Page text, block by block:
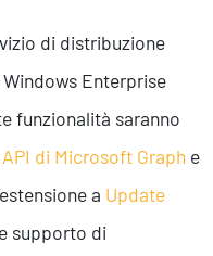
di distribuzione
Enterprise
funzionalità saranno
API di Microsoft Graph e
a Update
supporto di